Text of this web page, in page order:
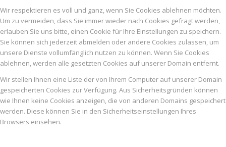
Wir respektieren es voll und ganz, wenn Sie Cookies ablehnen möchten.
Um zu vermeiden, dass Sie immer wieder nach Cookies gefragt werden,
erlauben Sie uns bitte, einen Cookie für Ihre Einstellungen zu speichern.
Sie können sich jederzeit abmelden oder andere Cookies zulassen, um
unsere Dienste vollumfänglich nutzen zu können. Wenn Sie Cookies
ablehnen, werden alle gesetzten Cookies auf unserer Domain entfernt.
Wir stellen Ihnen eine Liste der von Ihrem Computer auf unserer Domain
gespeicherten Cookies zur Verfügung. Aus Sicherheitsgründen können
wie Ihnen keine Cookies anzeigen, die von anderen Domains gespeichert
werden. Diese können Sie in den Sicherheitseinstellungen Ihres
Browsers einsehen.